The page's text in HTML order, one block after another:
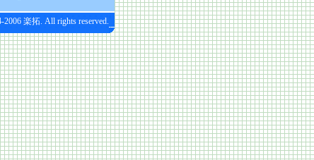
2006 楽拓. All rights reserved.